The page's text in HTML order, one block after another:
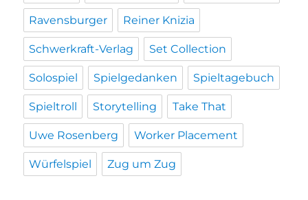
Ravensburger Reiner Knizia
Schwerkraft-Verlag Set Collection
Solospiel Spielgedanken Spieltagebuch
Spieltroll Storytelling Take That
Uwe Rosenberg Worker Placement
Würfelspiel Zug um Zug